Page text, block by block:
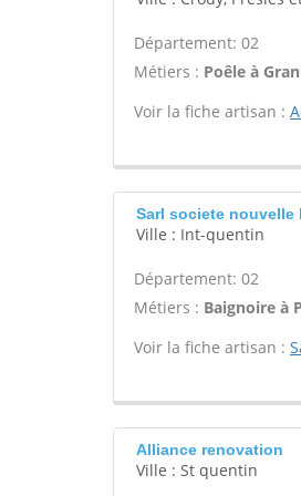
Département: 02
Métiers : Poêle à
Voir la fiche artisan :
Sarl societe nouvelle
Ville : Int-quentin
Département: 02
Métiers : Baignoire à
Voir la fiche artisan :
Alliance renovation
Ville : St quentin